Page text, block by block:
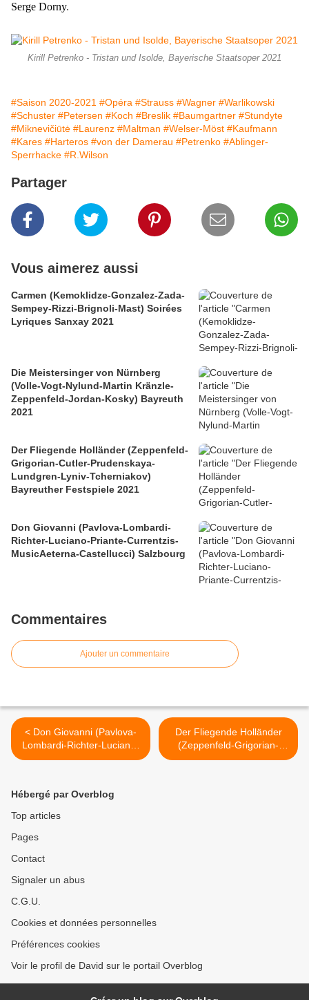
Serge Dorny.
Kirill Petrenko - Tristan und Isolde, Bayerische Staatsoper 2021
#Saison 2020-2021 #Opéra #Strauss #Wagner #Warlikowski
#Schuster #Petersen #Koch #Breslik #Baumgartner #Stundyte
#Miknevičiūtė #Laurenz #Maltman #Welser-Möst #Kaufmann
#Kares #Harteros #von der Damerau #Petrenko #Ablinger-
Sperrhacke #R.Wilson
Partager
Vous aimerez aussi
Carmen (Kemoklidze-Gonzalez-Zada-
Sempey-Rizzi-Brignoli-Mast) Soirées
Lyriques Sanxay 2021
Die Meistersinger von Nürnberg
(Volle-Vogt-Nylund-Martin Kränzle-
Zeppenfeld-Jordan-Kosky) Bayreuth
2021
Der Fliegende Holländer (Zeppenfeld-
Grigorian-Cutler-Prudenskaya-
Lundgren-Lyniv-Tcherniakov)
Bayreuther Festspiele 2021
Don Giovanni (Pavlova-Lombardi-
Richter-Luciano-Priante-Currentzis-
MusicAeterna-Castellucci) Salzbourg
Commentaires
Ajouter un commentaire
< Don Giovanni (Pavlova-
Lombardi-Richter-Luciano-
Priante-Currentzis-
Der Fliegende Holländer
(Zeppenfeld-Grigorian-
Cutler-Prudenskaya-
Hébergé par Overblog
Top articles
Pages
Contact
Signaler un abus
C.G.U.
Cookies et données personnelles
Préférences cookies
Voir le profil de David sur le portail Overblog